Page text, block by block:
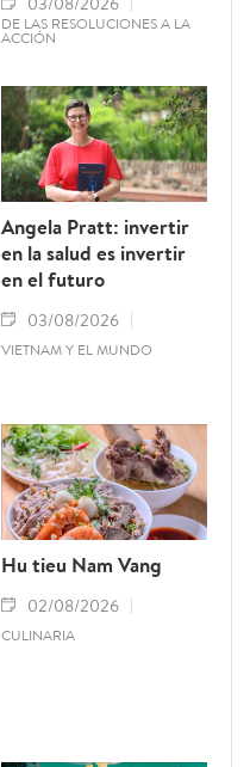
DE LAS RESOLUCIONES A LA
ACCIÓN
Angela Pratt: invertir
en la salud es invertir
en el futuro
03/08/2026
VIETNAM Y EL MUNDO
Hu tieu Nam Vang
02/08/2026
CULINARIA